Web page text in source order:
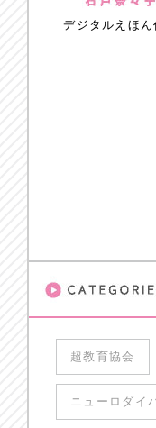
デジタルえほん
超教育協会
ニューロダイ